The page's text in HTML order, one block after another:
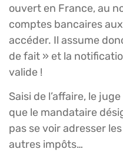
ouvert en France, au
comptes bancaires
accéder. Il assume
de fait » et la
valide !
Saisi de l’affaire, le
que le mandataire
pas se voir adresser
autres impôts…